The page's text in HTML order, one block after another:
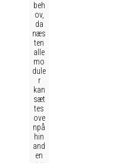
beh
ov,
da
næs
ten
alle
mo
dule
r
kan
sæt
tes
ove
npå
hin
and
en